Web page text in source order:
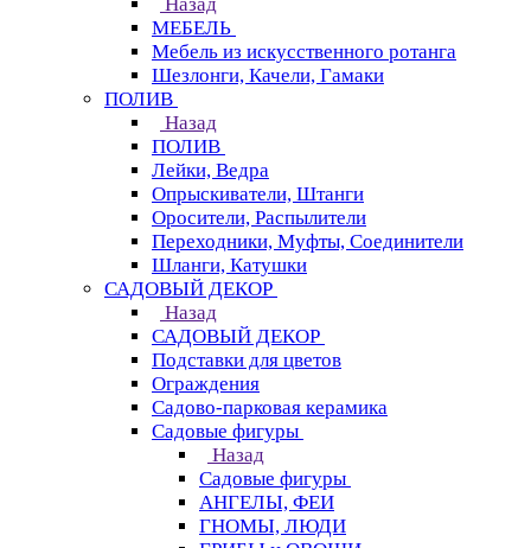
МЕБЕЛЬ
Мебель из искусственного ротанга
Шезлонги, Качели, Гамаки
ПОЛИВ
Назад
ПОЛИВ
Лейки, Ведра
Опрыскиватели, Штанги
Оросители, Распылители
Переходники, Муфты, Соединители
Шланги, Катушки
САДОВЫЙ ДЕКОР
Назад
САДОВЫЙ ДЕКОР
Подставки для цветов
Ограждения
Садово-парковая керамика
Садовые фигуры
Назад
Садовые фигуры
АНГЕЛЫ, ФЕИ
ГНОМЫ, ЛЮДИ